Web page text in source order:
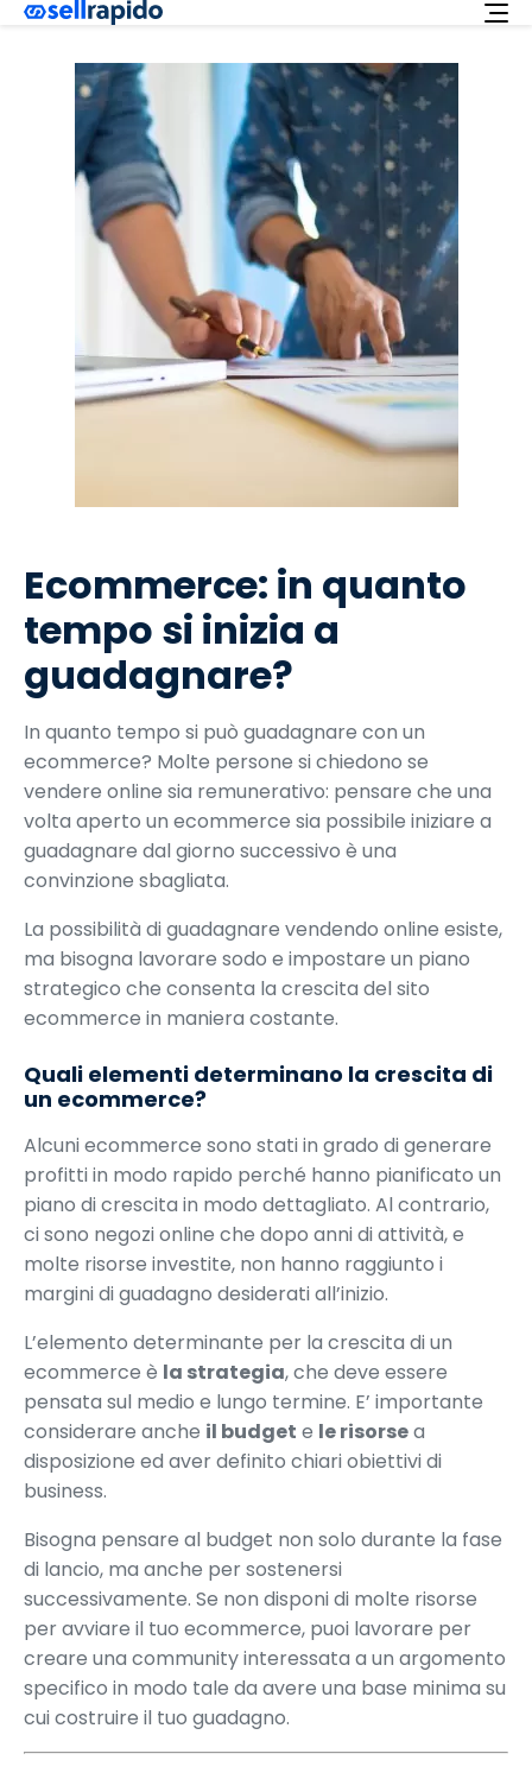
Integrazioni
Offerta
Richiedi ora
Login
Ecommerce: in quanto
tempo si inizia a
guadagnare?
In quanto tempo si può guadagnare con un
ecommerce? Molte persone si chiedono se
vendere online sia remunerativo: pensare che una
volta aperto un ecommerce sia possibile iniziare a
guadagnare dal giorno successivo è una
convinzione sbagliata.
La possibilità di guadagnare vendendo online esiste,
ma bisogna lavorare sodo e impostare un piano
strategico che consenta la crescita del sito
ecommerce in maniera costante.
Quali elementi determinano la crescita di
un ecommerce?
Alcuni ecommerce sono stati in grado di generare
profitti in modo rapido perché hanno pianificato un
piano di crescita in modo dettagliato. Al contrario,
ci sono negozi online che dopo anni di attività, e
molte risorse investite, non hanno raggiunto i
margini di guadagno desiderati all’inizio.
L’elemento determinante per la crescita di un
ecommerce è la strategia, che deve essere
pensata sul medio e lungo termine. E’ importante
considerare anche il budget e le risorsea
disposizione ed aver definito chiari obiettivi di
business.
Bisogna pensare al budget non solo durante la fase
di lancio, ma anche per sostenersi
successivamente. Se non disponi di molte risorse
per avviare il tuo ecommerce, puoi lavorare per
creare una community interessata a un argomento
specifico in modo tale da avere una base minima su
cui costruire il tuo guadagno.